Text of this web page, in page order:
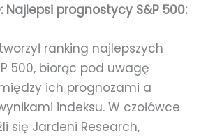
Najlepsi prognostycy S&P 500:
ranking najlepszych
500, biorąc pod uwagę
ich prognozami a
indeksu. W czołówce
się Jardeni Research,